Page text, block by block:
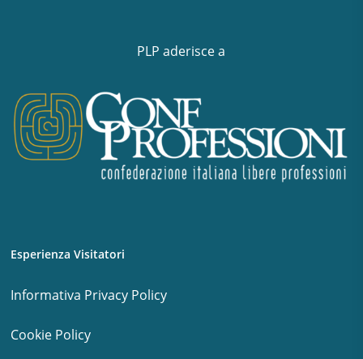
PLP aderisce a
Esperienza Visitatori
Informativa Privacy Policy
Cookie Policy